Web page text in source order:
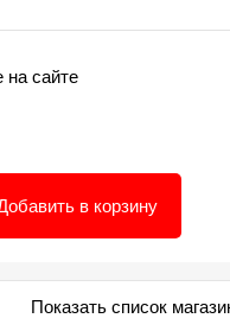
на сайте
в корзину
Показать список